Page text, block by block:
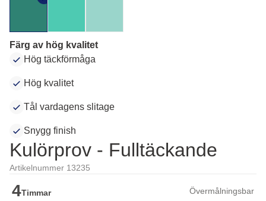
Färg av hög kvalitet
Hög täckförmåga
Hög kvalitet
Tål vardagens slitage
Snygg finish
Kulörprov - Fulltäckande
Artikelnummer 13235
4Timmar Övermålningsbar